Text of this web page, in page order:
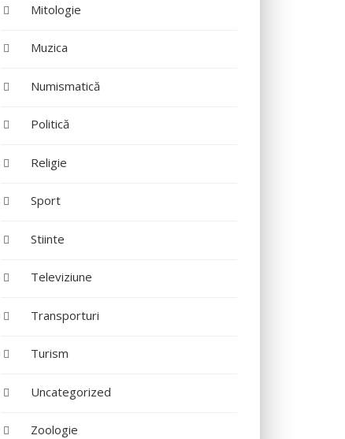
Mitologie
Muzica
Numismatică
Politică
Religie
Sport
Stiinte
Televiziune
Transporturi
Turism
Uncategorized
Zoologie